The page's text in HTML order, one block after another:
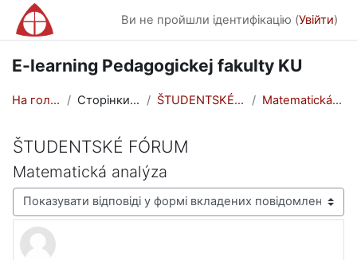
Перейти до головного вмісту
Ви не пройшли ідентифікацію (Увійти)
E-learning Pedagogickej fakulty KU
На головну Сторінки сайту ŠTUDENTSKÉ FÓRUM Matematická analýza
ŠTUDENTSKÉ FÓRUM
Matematická analýza
Тип показу